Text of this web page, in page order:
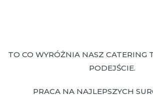
TO CO WYRÓŻNIA NASZ CATERING
PODEJŚCIE.
PRACA NA NAJLEPSZYCH